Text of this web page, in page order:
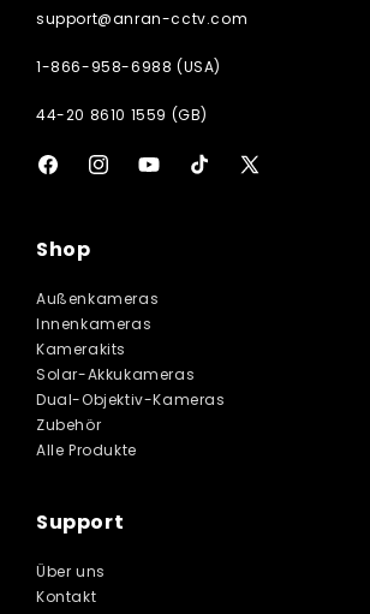
support@anran-cctv.com
1-866-958-6988 (USA)
44-20 8610 1559 (GB)
FacebookInstagramYouTubeTikTokX
Shop
Außenkameras
Innenkameras
Kamerakits
Solar-Akkukameras
Dual-Objektiv-Kameras
Zubehör
Alle Produkte
Support
Über uns
Kontakt